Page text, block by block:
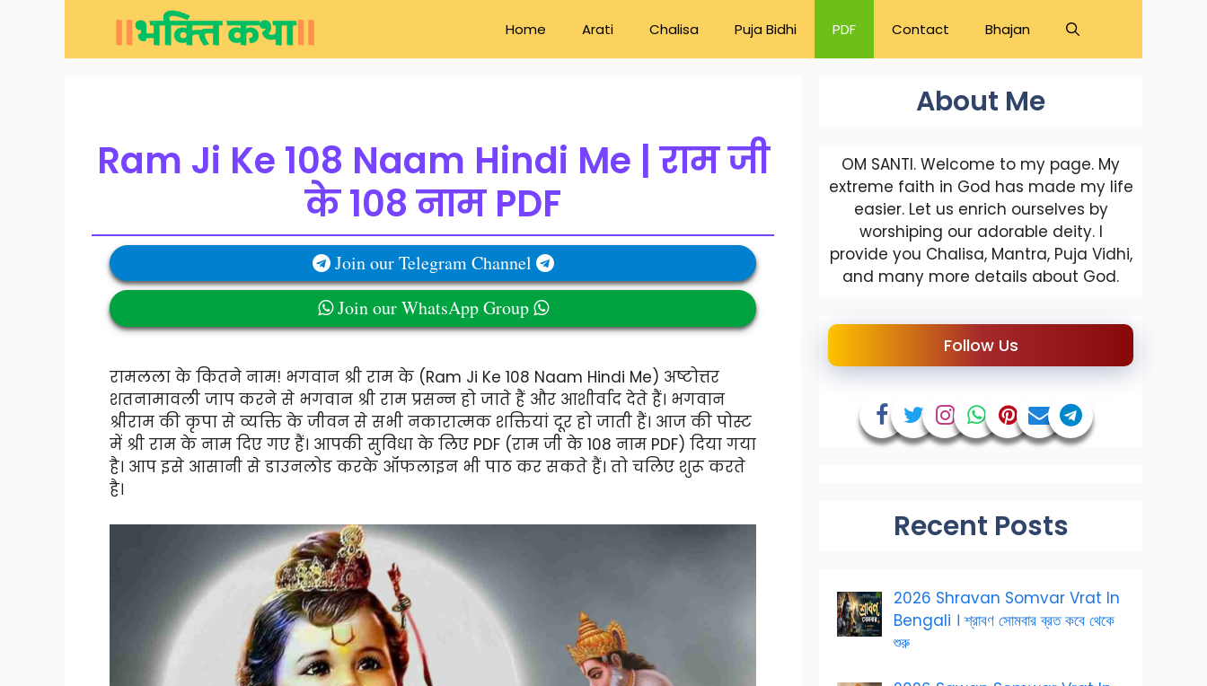
Home Arati Chalisa Puja Bidhi PDF Contact Bhajan
Ram Ji Ke 108 Naam Hindi Me | राम जी
के 108 नाम PDF
Join our Telegram Channel
Join our WhatsApp Group
रामलला के कितने नाम! भगवान श्री राम के (Ram Ji Ke 108 Naam Hindi Me) अष्टोत्तर
शतनामावली जाप करने से भगवान श्री राम प्रसन्न हो जाते हैं और आशीर्वाद देते हैं। भगवान
श्रीराम की कृपा से व्यक्ति के जीवन से सभी नकारात्मक शक्तियां दूर हो जाती हैं। आज की पोस्ट
में श्री राम के नाम दिए गए हैं। आपकी सुविधा के लिए PDF (राम जी के 108 नाम PDF) दिया गया
है। आप इसे आसानी से डाउनलोड करके ऑफलाइन भी पाठ कर सकते हैं। तो चलिए शुरू करते
है।
About Me
OM SANTI. Welcome to my page. My
extreme faith in God has made my life
easier. Let us enrich ourselves by
worshiping our adorable deity. I
provide you Chalisa, Mantra, Puja Vidhi,
and many more details about God.
Follow Us
Recent Posts
2026 Shravan Somvar Vrat In
Bengali । শ্রাবণ সোমবার ব্রত কবে থেকে
শুরু